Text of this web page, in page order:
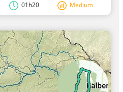
01h20 Medium